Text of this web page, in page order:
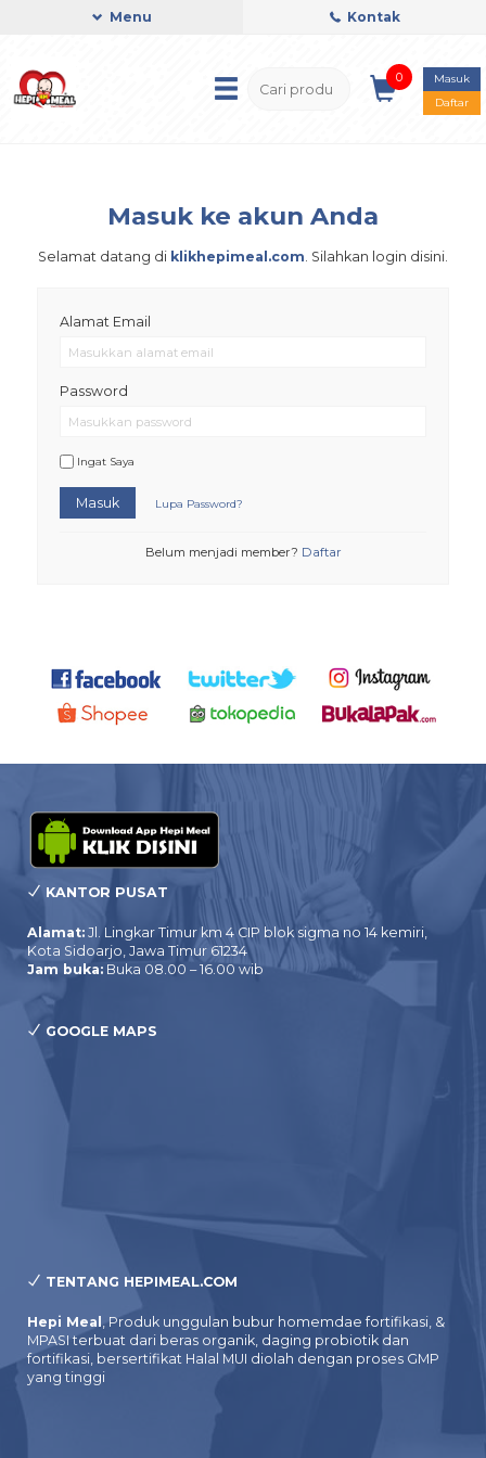
Menu Kontak
0
Masuk
Daftar
Masuk ke akun Anda
Selamat datang di klikhepimeal.com . Silahkan login disini.
Alamat Email
Password
Ingat Saya
Masuk Lupa Password?
Belum menjadi member? Daftar
KANTOR PUSAT
Alamat: Jl. Lingkar Timur km 4 CIP blok sigma no 14 kemiri,
Kota Sidoarjo, Jawa Timur 61234
Jam buka: Buka 08.00 – 16.00 wib
GOOGLE MAPS
TENTANG HEPIMEAL.COM
Hepi Meal , Produk unggulan bubur homemdae fortifikasi, &
MPASI terbuat dari beras organik, daging probiotik dan
fortifikasi, bersertifikat Halal MUI diolah dengan proses GMP
yang tinggi